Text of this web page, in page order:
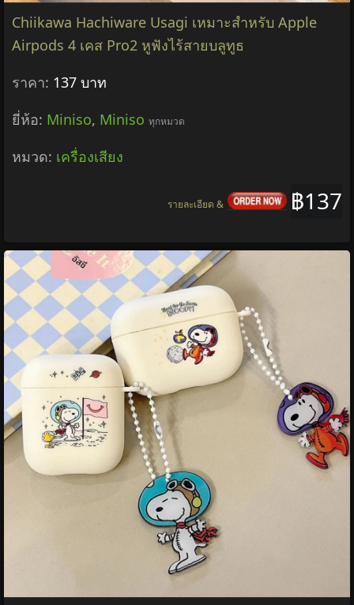
Chiikawa Hachiware Usagi เหมาะสําหรับ Apple
Airpods 4 เคส Pro2 หูฟังไร้สายบลูทูธ
ราคา: 137 บาท
ยี่ห้อ: Miniso, Miniso ทุกหมวด
หมวด: เครื่องเสียง
฿137
รายละเอียด &